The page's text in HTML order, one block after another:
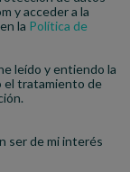
y acceder a la
la Política de
leído y entiendo la
el tratamiento de
ser de mi interés